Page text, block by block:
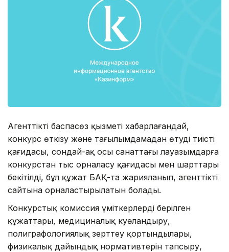
Агенттіктің баспасөз қызметі хабарлағандай,
конкурс өткізу және тағылымдамадан өтудің тиісті
қағидасы, сондай-ақ осы санаттағы лауазымдарға
конкурстан тыс орналасу қағидасы мен шарттары
бекітілді, бұл құжат БАҚ-та жарияланып, агенттіктің
сайтына орналастырылатын болады.
Конкурстық комиссия үміткерлерді берілген
құжаттары, медициналық куәландыру,
полиграфологиялық зерттеу қортындылары,
физикалық дайындық нормативтерін тапсыру,